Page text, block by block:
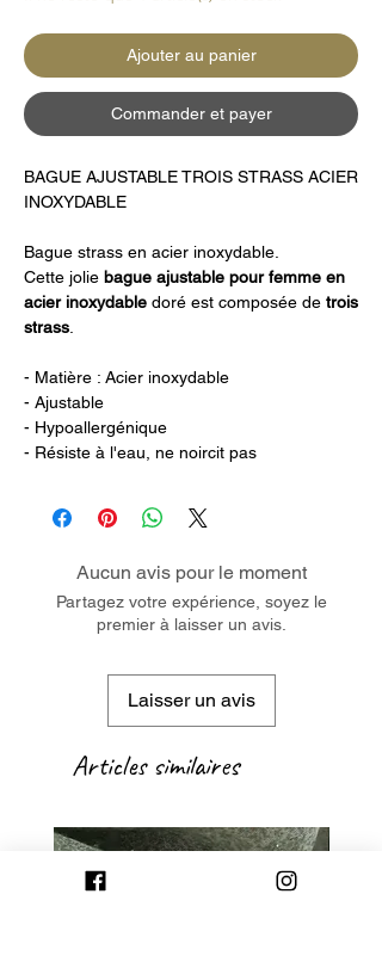
Ajouter au panier
Commander et payer
BAGUE AJUSTABLE TROIS STRASS ACIER
INOXYDABLE
Bague strass en acier inoxydable.
Cette jolie bague ajustable pour femme en
acier inoxydable doré est composée de trois
strass
- Matière : Acier inoxydable
- Ajustable
- Hypoallergénique
- Résiste à l'eau, ne noircit pas
Aucun avis pour le moment
Partagez votre expérience, soyez le
premier à laisser un avis.
Laisser un avis
Articles similaires